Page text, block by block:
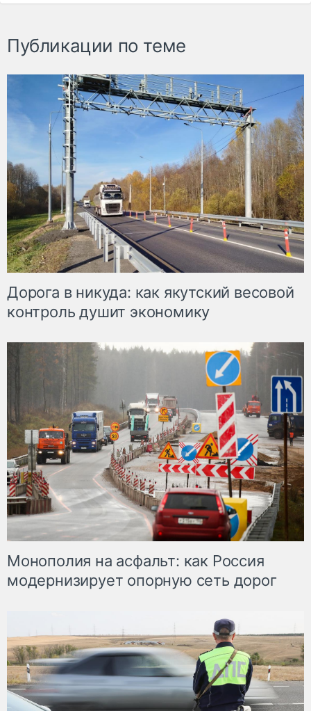
Публикации по теме
Дорога в никуда: как якутский весовой
контроль душит экономику
Монополия на асфальт: как Россия
модернизирует опорную сеть дорог